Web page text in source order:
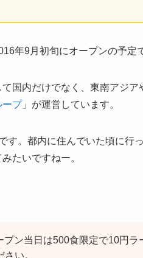
年9月初旬にオープンの予定
国内だけでなく、東南アジ
ープ」が運営しています。
す。都内に住んでいた頃に行
たいですねー。
ン当日は500食限定で10円ラ
い。